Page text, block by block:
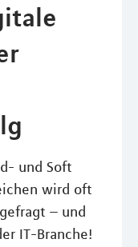
und Soft
wird oft
– und
IT-Branche!